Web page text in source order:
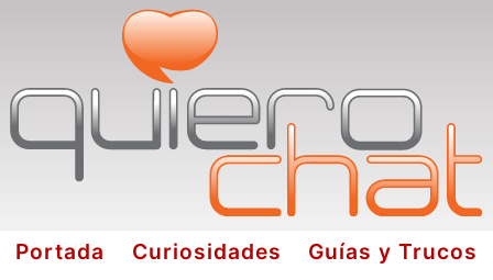
Portada Curiosidades
Guías y Trucos